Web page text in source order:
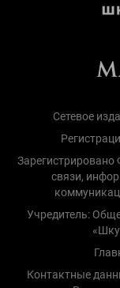
Сетевое
Зарегистрировано
связи,
Учредитель:
Контактные